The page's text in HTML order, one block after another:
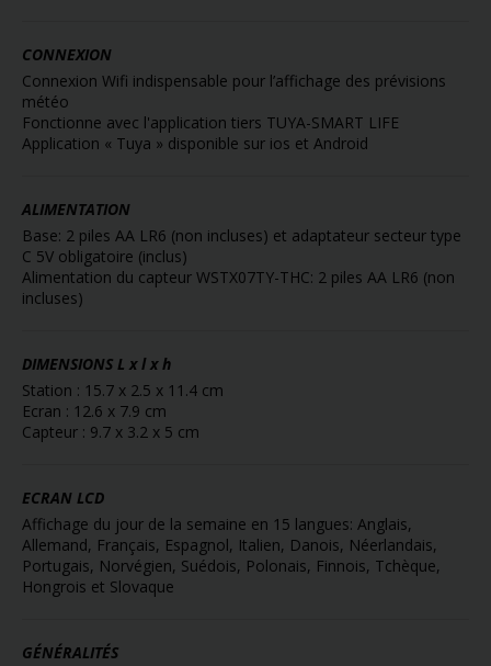
CONNEXION
Connexion Wifi indispensable pour l’affichage des prévisions
météo
Fonctionne avec l'application tiers TUYA-SMART LIFE
Application « Tuya » disponible sur ios et Android
ALIMENTATION
Base: 2 piles AA LR6 (non incluses) et adaptateur secteur type
C 5V obligatoire (inclus)
Alimentation du capteur WSTX07TY-THC: 2 piles AA LR6 (non
incluses)
DIMENSIONS L x l x h
Station : 15.7 x 2.5 x 11.4 cm
Ecran : 12.6 x 7.9 cm
Capteur : 9.7 x 3.2 x 5 cm
ECRAN LCD
Affichage du jour de la semaine en 15 langues: Anglais,
Allemand, Français, Espagnol, Italien, Danois, Néerlandais,
Portugais, Norvégien, Suédois, Polonais, Finnois, Tchèque,
Hongrois et Slovaque
GÉNÉRALITÉS